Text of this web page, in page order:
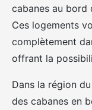
cabanes au bord
Ces logements
complètement
offrant la
Dans la région
des cabanes en